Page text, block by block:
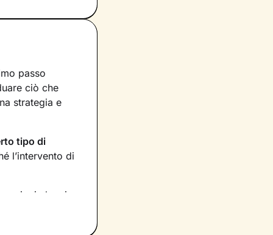
passo
ciò che
strategia e
tipo di
l’intervento di
che ci